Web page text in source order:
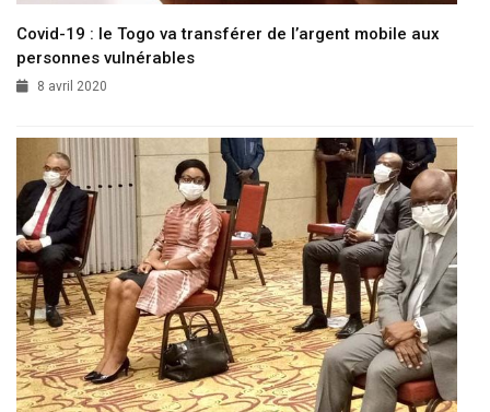
Covid-19 : le Togo va transférer de l’argent mobile aux
personnes vulnérables
8 avril 2020